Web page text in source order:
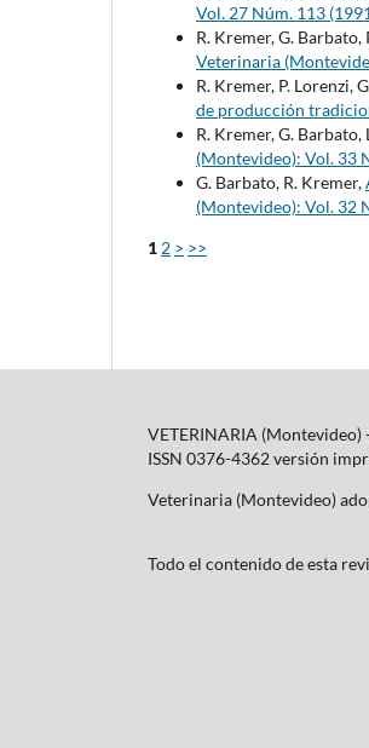
Vol. 27 Núm. 113
R. Kremer, G.
Veterinaria
R. Kremer, P. Lorenzi,
de producción
R. Kremer, G. Barbato,
(Montevideo): Vol. 33
G. Barbato, R. Kremer,
(Montevideo): Vol. 32
1 2 > >>
VETERINARIA (Montevideo)
ISSN 0376-4362 versión
Veterinaria (Montevideo)
Todo el contenido de esta